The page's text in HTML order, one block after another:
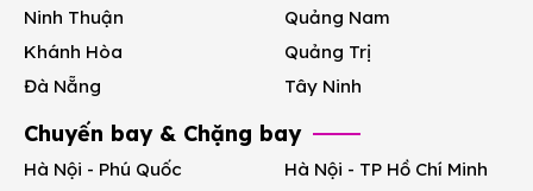
Ninh Thuận
Khánh Hòa
Đà Nẵng
Quảng Nam
Quảng Trị
Tây Ninh
Chuyến bay & Chặng bay
Hà Nội - Phú Quốc
Hà Nội - TP Hồ Chí Minh